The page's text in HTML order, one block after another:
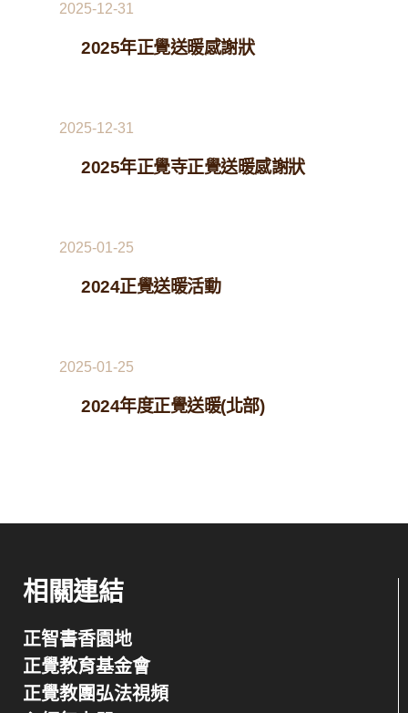
2025-12-31
2025年正覺送暖感謝狀
2025-12-31
2025年正覺寺正覺送暖感謝狀
2025-01-25
2024正覺送暖活動
2025-01-25
2024年度正覺送暖(北部)
相關連結
正智書香園地
正覺教育基金會
正覺教團弘法視頻